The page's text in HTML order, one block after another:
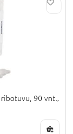
ribotuvu, 90 vnt.,